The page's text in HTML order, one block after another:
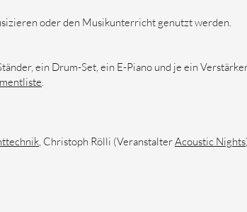
oder den Musikunterricht genutzt werden.
ein Drum-Set, ein E-Piano und je ein
.
, Christoph Rölli (VeranstalterAcoustic Nights